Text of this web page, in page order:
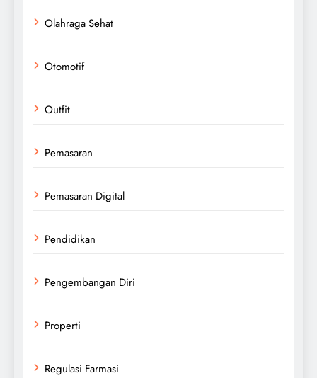
Olahraga Sehat
Otomotif
Outfit
Pemasaran
Pemasaran Digital
Pendidikan
Pengembangan Diri
Properti
Regulasi Farmasi